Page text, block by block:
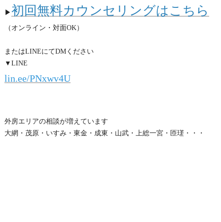
▶ 初回無料カウンセリングはこちら
（オンライン・対面OK）
またはLINEにてDMください
▼LINE
lin.ee/PNxwv4U
外房エリアの相談が増えています
大網・茂原・いすみ・東金・成東・山武・上総一宮・匝瑳・・・